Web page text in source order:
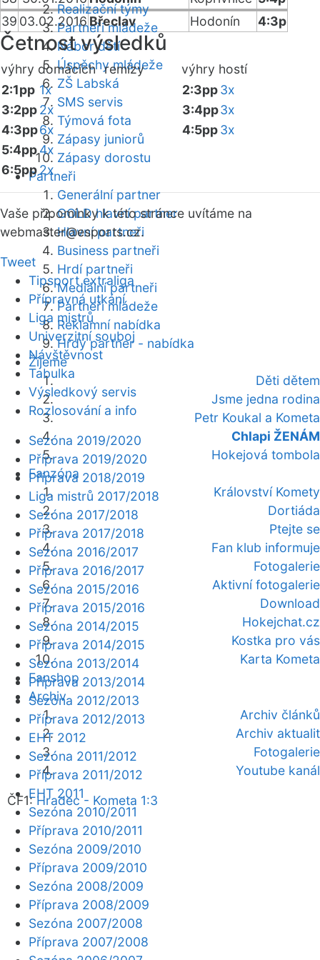
Realizační týmy
Partneři mládeže
Nábor dětí
Úspěchy mládeže
ZŠ Labská
SMS servis
Týmová fota
Zápasy juniorů
Zápasy dorostu
Partneři
Generální partner
GOLD hlavní partner
Hlavní partneři
Business partneři
Hrdí partneři
Mediální partneři
Partneři mládeže
Reklamní nabídka
Hrdý partner - nabídka
Žijeme
Děti dětem
Jsme jedna rodina
Petr Koukal a Kometa
Chlapi ŽENÁM
Hokejová tombola
Fanzóna
Království Komety
Dortiáda
Ptejte se
Fan klub informuje
Fotogalerie
Aktivní fotogalerie
Download
Hokejchat.cz
Kostka pro vás
Karta Kometa
Fanshop
Archiv
Archiv článků
Archiv aktualit
Fotogalerie
Youtube kanál
ČF1:Hradec - Kometa 1:3
39 03.02.2016 Břeclav Hodonín 4:3p
Četnost výsledků
výhry domácíchremízy výhry hostí
2:1pp 1x
3:2pp2x
4:3pp6x
5:4pp4x
6:5pp2x
2:3pp3x
3:4pp3x
4:5pp3x
Vaše připomínky k této stránce uvítáme na
webmaster@esports.cz.
Tweet
Tipsport extraliga
Přípravná utkání
Liga mistrů
Univerzitní souboj
Návštěvnost
Tabulka
Výsledkový servis
Rozlosování a info
Sezóna 2019/2020
Příprava 2019/2020
Příprava 2018/2019
Liga mistrů 2017/2018
Sezóna 2017/2018
Příprava 2017/2018
Sezóna 2016/2017
Příprava 2016/2017
Sezóna 2015/2016
Příprava 2015/2016
Sezóna 2014/2015
Příprava 2014/2015
Sezóna 2013/2014
Příprava 2013/2014
Sezóna 2012/2013
Příprava 2012/2013
EHT 2012
Sezóna 2011/2012
Příprava 2011/2012
EHT 2011
Sezóna 2010/2011
Příprava 2010/2011
Sezóna 2009/2010
Příprava 2009/2010
Sezóna 2008/2009
Příprava 2008/2009
Sezóna 2007/2008
Příprava 2007/2008